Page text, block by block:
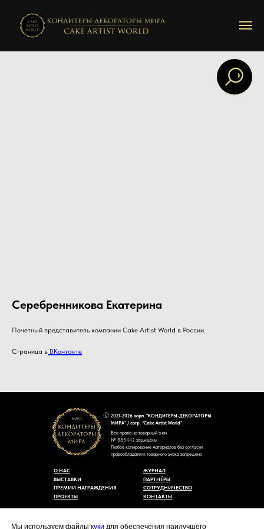
Мы используем файлы куки для обеспечения наилучшего
Серебренникова Екатерина
Почетный представитель компании Cake Artist World в России.
Страница в ВКонтакте
2021-2026 корп. "КОНДИТЕРЫ-ДЕКОРАТОРЫ
МИРА" / corp. “Cake Artist World”
Все права на товарный знак
№ 885442 защищены
Любое копирование материалов без согласия
правообладателя товарного знака запрещено
КОНТАКТЫ
СОТРУДНИЧЕСТВО
ЖУРНАЛ
ПАРТНЁРЫ
ПРЕМИИ НАГРАЖДЕНИЯ
ПРОЕКТЫ
ВЫСТАВКИ
О НАС